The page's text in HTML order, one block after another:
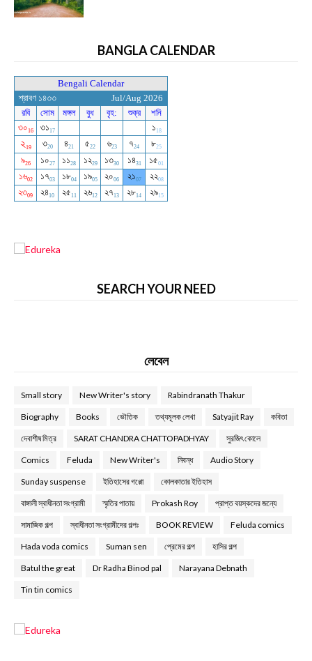
BANGLA CALENDAR
SEARCH YOUR NEED
লেবেল
Small story New Writer's story Rabindranath Thakur
Biography Books ভৌতিক তথ্যমূলক লেখা Satyajit Ray কবিতা
দেবাশীষ মিত্র SARAT CHANDRA CHATTOPADHYAY সুরজিৎ কোলে
Comics Feluda New Writer's নিবন্ধ Audio Story
Sunday suspense ইতিহাসের গপ্পো কোলকাতার ইতিহাস
বাঙ্গালী স্বাধীনতা সংগ্রামী স্মৃতির পাতায় Prokash Roy প্রাপ্ত বয়স্কদের জন্যে
সামাজিক গল্প স্বাধীনতা সংগ্রামীদের গল্পঃ BOOK REVIEW Feluda comics
Hada voda comics Suman sen প্রেমের গল্প হাসির গল্প
Batul the great Dr Radha Binod pal Narayana Debnath
Tin tin comics